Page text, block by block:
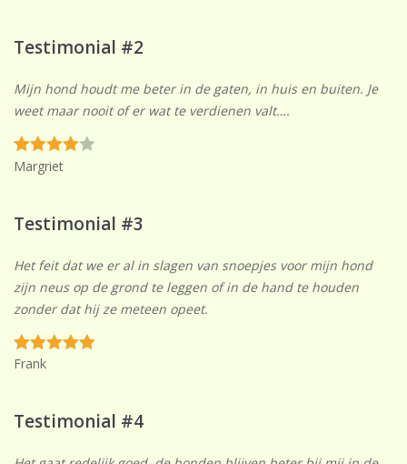
Testimonial #2
Mijn hond houdt me beter in de gaten, in huis en buiten. Je
weet maar nooit of er wat te verdienen valt….
Margriet
Testimonial #3
Het feit dat we er al in slagen van snoepjes voor mijn hond
zijn neus op de grond te leggen of in de hand te houden
zonder dat hij ze meteen opeet.
Frank
Testimonial #4